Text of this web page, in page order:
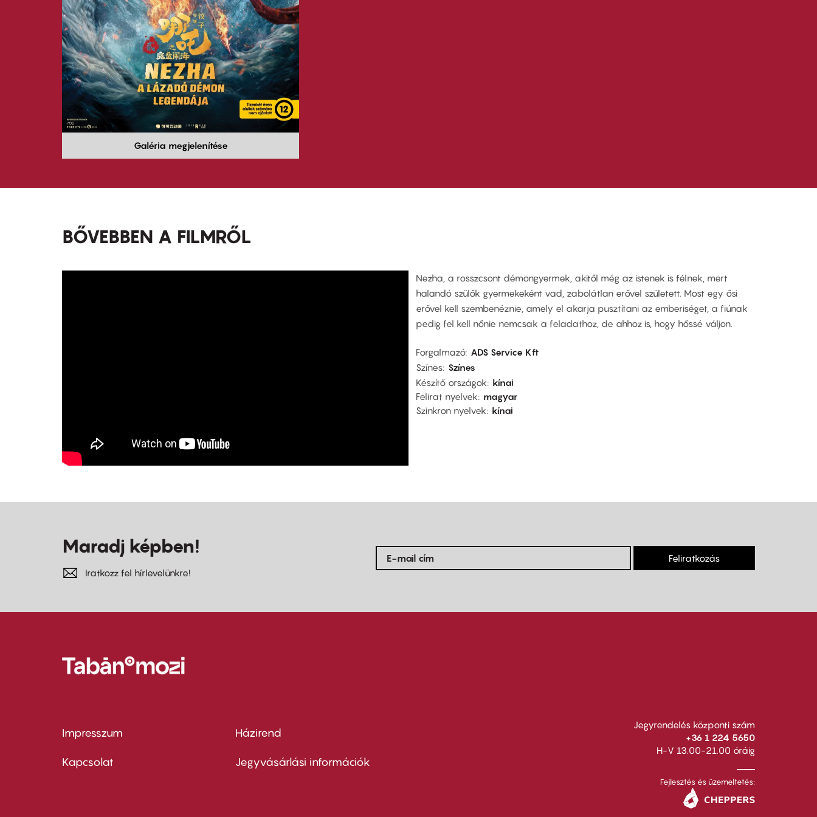
Galéria megjelenítése
BŐVEBBEN A FILMRŐL
Nezha, a rosszcsont démongyermek, akitől még az istenek is félnek, mert
halandó szülők gyermekeként vad, zabolátlan erővel született. Most egy ősi
erővel kell szembenéznie, amely el akarja pusztítani az emberiséget, a fiúnak
pedig fel kell nőnie nemcsak a feladathoz, de ahhoz is, hogy hőssé váljon.
Forgalmazó ADS Service Kft
Színes Színes
Készítő országok
kínai
Felirat nyelvek
magyar
Szinkron nyelvek
kínai
Maradj képben!
Iratkozz fel hírlevelünkre!
Feliratkozás
Footer
menu
Impresszum
Kapcsolat
Footer
menu
Házirend
Jegyvásárlási információk
Jegyrendelés központi szám
+36 1 224 5650
H-V 13.00-21.00 óráig
Fejlesztés és üzemeltetés: